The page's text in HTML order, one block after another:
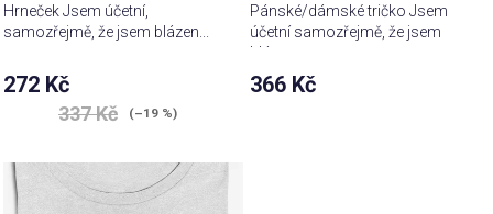
Hrneček Jsem účetní,
samozřejmě, že jsem blázen...
272 Kč
337 Kč (–19 %)
Pánské/dámské tričko Jsem
účetní samozřejmě, že jsem
blázen...
366 Kč